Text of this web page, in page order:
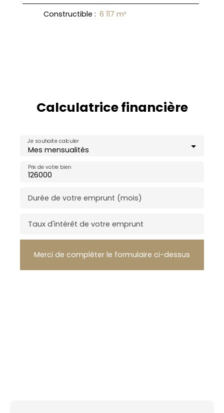
Constructible : 6 117 m²
Calculatrice financière
Mes mensualités
Je souhaite calculer
Prix de votre bien
Durée de votre emprunt (mois)
Taux d'intérêt de votre emprunt
Merci de compléter le formulaire ci-dessus